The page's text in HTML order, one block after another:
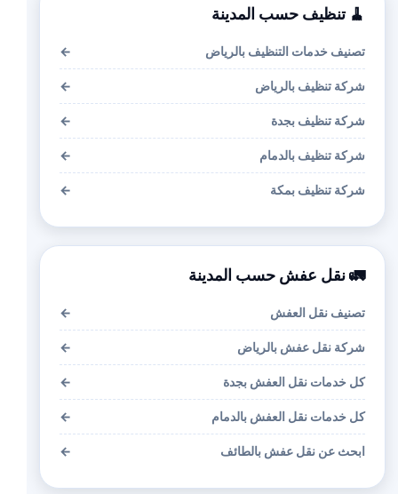
🧹 تنظيف حسب المدينة
تصنيف خدمات التنظيف بالرياض ←
شركة تنظيف بالرياض ←
شركة تنظيف بجدة ←
شركة تنظيف بالدمام ←
شركة تنظيف بمكة ←
🚛 نقل عفش حسب المدينة
تصنيف نقل العفش ←
شركة نقل عفش بالرياض ←
كل خدمات نقل العفش بجدة ←
كل خدمات نقل العفش بالدمام ←
ابحث عن نقل عفش بالطائف ←